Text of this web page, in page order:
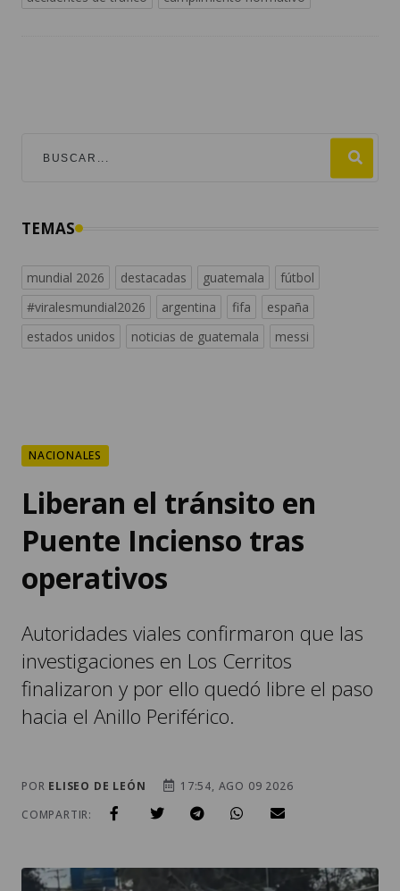
TEMAS
mundial 2026 destacadas guatemala
fútbol
#viralesmundial2026
argentina fifa
españa
estados unidos
noticias de guatemala messi
NACIONALES
Liberan el tránsito en
Puente Incienso tras
operativos
Autoridades viales confirmaron que las
investigaciones en Los Cerritos
finalizaron y por ello quedó libre el paso
hacia el Anillo Periférico.
POR ELISEO DE LEÓN
17:54, AGO 09 2026
COMPARTIR: